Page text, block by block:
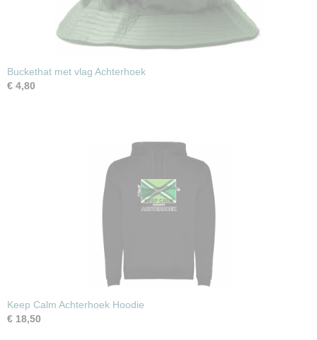
Buckethat met vlag Achterhoek
€ 4,80
Keep Calm Achterhoek Hoodie
€ 18,50